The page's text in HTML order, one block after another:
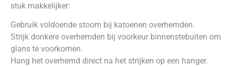
stuk makkelijker:
Gebruik voldoende stoom bij katoenen overhemden.
Strijk donkere overhemden bij voorkeur binnenstebuiten om
glans te voorkomen.
Hang het overhemd direct na het strijken op een hanger.